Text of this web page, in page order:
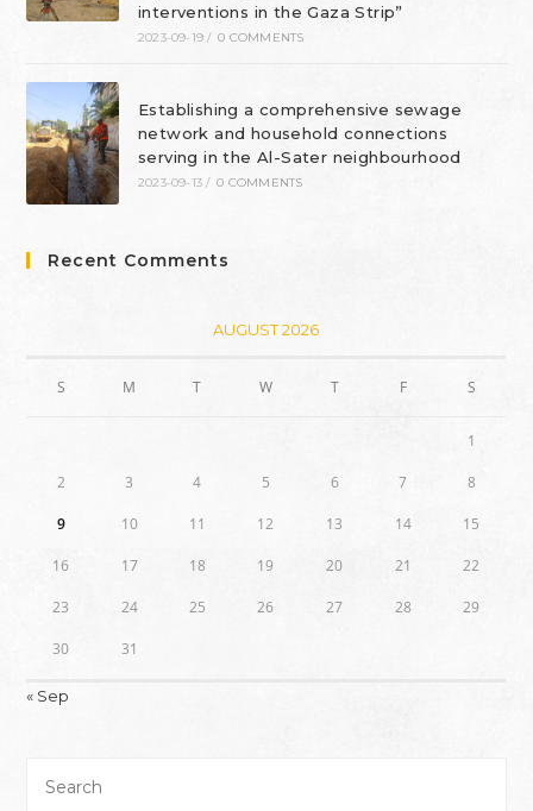
interventions in the Gaza Strip”
2023-09-19 / 0 COMMENTS
Establishing a comprehensive sewage
network and household connections
serving in the Al-Sater neighbourhood
2023-09-13 / 0 COMMENTS
Recent Comments
AUGUST 2026
S M T W T F S
1
2 3 4 5 6 7 8
9 10 11 12 13 14 15
16 17 18 19 20 21 22
23 24 25 26 27 28 29
30 31
« Sep